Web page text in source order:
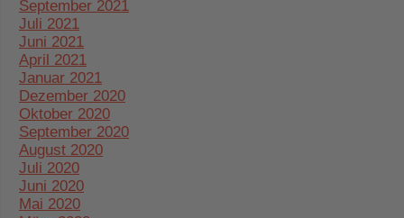
September 2021
Juli 2021
Juni 2021
April 2021
Januar 2021
Dezember 2020
Oktober 2020
September 2020
August 2020
Juli 2020
Juni 2020
Mai 2020